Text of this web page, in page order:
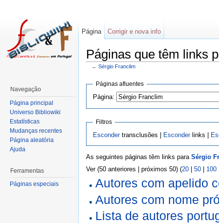
Páginas que têm links
← Sérgio Franclim
Páginas afluentes
Página:
Filtros
Escondertransclusões | Esconderlinks |
As seguintes páginas têm links para Sérgio
Ver (50 anteriores | próximos 50) (20 50 100
Autores com apelido
Autores com nome
Lista de autores
Página Corrigir e nova info
Navegação
Página principal
Universo Bibliowiki
Estatísticas
Mudanças recentes
Página aleatória
Ajuda
Ferramentas
Páginas especiais